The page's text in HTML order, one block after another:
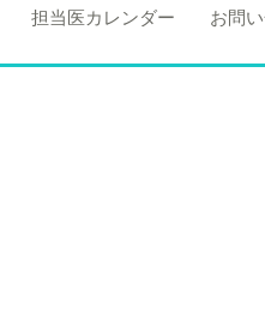
担当医カレンダー お問